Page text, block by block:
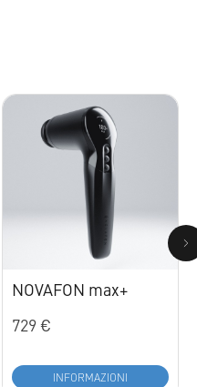
NOVAFON max+
729 €
INFORMAZIONI